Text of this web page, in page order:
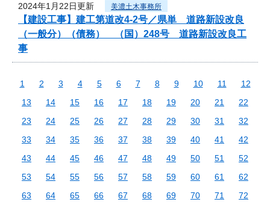
2024年1月22日更新 美濃土木事務所
【建設工事】建工第道改4-2号／県単 道路新設改良
（一般分）（債務） （国）248号 道路新設改良工
事
1 2 3 4 5 6 7 8 9 10 11
12
13
14 15 16 17 18 19 20 21
22
23
24 25 26 27 28 29 30 31
32
33
34 35 36 37 38 39 40 41
42
43
44 45 46 47 48 49 50 51
52
53
54 55 56 57 58 59 60 61
62
63
64 65 66 67 68 69 70 71
72